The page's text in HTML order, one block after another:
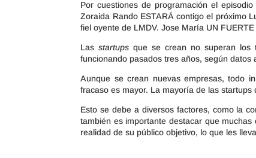
Por cuestiones de programación el
Zoraida Rando ESTARÁ contigo el próximo
fiel oyente de LMDV. Jose María UN
Lasstartupsque se crean no superan los
funcionando pasados tres años, según
Aunque se crean nuevas empresas, todo
fracaso es mayor. La mayoría de las
Esto se debe a diversos factores, como la
también es importante destacar que
realidad de su público objetivo, lo que les